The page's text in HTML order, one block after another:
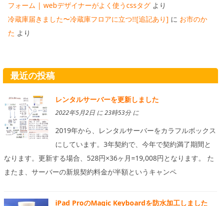
フォーム | webデザイナーがよく使うcssタグ より
冷蔵庫届きました〜冷蔵庫フロアに立つ!![追記あり] に お市のか
た より
最近の投稿
レンタルサーバーを更新しました
2022年5月2日 に 23時53分 に
2019年から、レンタルサーバーをカラフルボックス
にしています。3年契約で、今年で契約満了期間と
なります。更新する場合、528円×36ヶ月=19,008円となります。 た
またま、サーバーの新規契約料金が半額というキャンペ
iPad ProのMagic Keyboardを防水加工しました